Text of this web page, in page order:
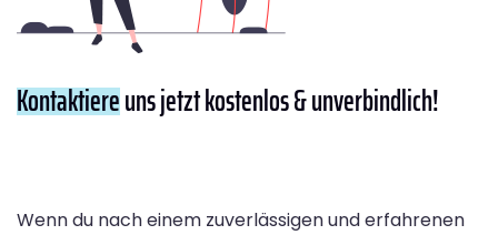
Kontaktiereuns jetzt kostenlos & unverbindlich!
Wenn du nach einem zuverlässigen und erfahrenen